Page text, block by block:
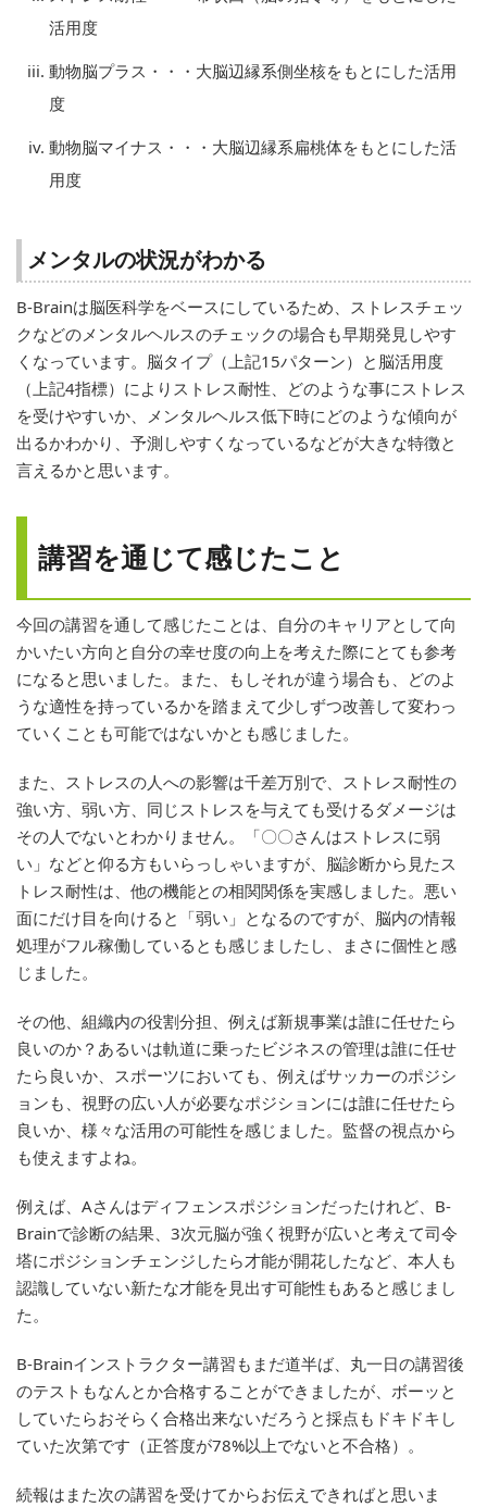
活用度
動物脳プラス・・・大脳辺縁系側坐核をもとにした活用
度
動物脳マイナス・・・大脳辺縁系扁桃体をもとにした活
用度
メンタルの状況がわかる
B-Brainは脳医科学をベースにしているため、ストレスチェッ
クなどのメンタルヘルスのチェックの場合も早期発見しやす
くなっています。脳タイプ（上記15パターン）と脳活用度
（上記4指標）によりストレス耐性、どのような事にストレス
を受けやすいか、メンタルヘルス低下時にどのような傾向が
出るかわかり、予測しやすくなっているなどが大きな特徴と
言えるかと思います。
講習を通じて感じたこと
今回の講習を通して感じたことは、自分のキャリアとして向
かいたい方向と自分の幸せ度の向上を考えた際にとても参考
になると思いました。また、もしそれが違う場合も、どのよ
うな適性を持っているかを踏まえて少しずつ改善して変わっ
ていくことも可能ではないかとも感じました。
また、ストレスの人への影響は千差万別で、ストレス耐性の
強い方、弱い方、同じストレスを与えても受けるダメージは
その人でないとわかりません。「〇〇さんはストレスに弱
い」などと仰る方もいらっしゃいますが、脳診断から見たス
トレス耐性は、他の機能との相関関係を実感しました。悪い
面にだけ目を向けると「弱い」となるのですが、脳内の情報
処理がフル稼働しているとも感じましたし、まさに個性と感
じました。
その他、組織内の役割分担、例えば新規事業は誰に任せたら
良いのか？あるいは軌道に乗ったビジネスの管理は誰に任せ
たら良いか、スポーツにおいても、例えばサッカーのポジシ
ョンも、視野の広い人が必要なポジションには誰に任せたら
良いか、様々な活用の可能性を感じました。監督の視点から
も使えますよね。
例えば、Aさんはディフェンスポジションだったけれど、B-
Brainで診断の結果、3次元脳が強く視野が広いと考えて司令
塔にポジションチェンジしたら才能が開花したなど、本人も
認識していない新たな才能を見出す可能性もあると感じまし
た。
B-Brainインストラクター講習もまだ道半ば、丸一日の講習後
のテストもなんとか合格することができましたが、ボーッと
していたらおそらく合格出来ないだろうと採点もドキドキし
ていた次第です（正答度が78%以上でないと不合格）。
続報はまた次の講習を受けてからお伝えできればと思いま